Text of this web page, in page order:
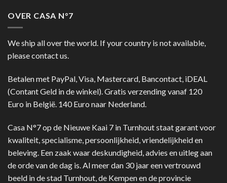
OVER CASA N°7
We ship all over the world. If your country is not available,
please contact us.
Betalen met PayPal, Visa, Mastercard, Bancontact, iDEAL
(Contant Geld in de winkel). Gratis verzending vanaf 120
Euro in België. 140 Euro naar Nederland.
Casa N°7 op de Nieuwe Kaai 7 in Turnhout staat garant voor
kwaliteit, specialisme, persoonlijkheid, vriendelijkheid en
beleving. Een zaak waar deskundigheid, advies en uitleg aan
de orde van de dag is. Al meer dan 30 jaar een vertrouwd
beeld in de stad Turnhout, de Kempen en de provincie